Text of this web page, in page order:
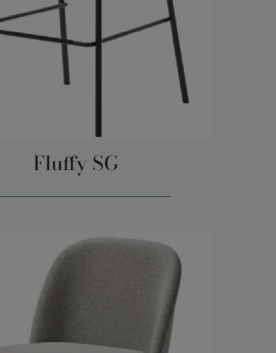
Fluffy SG